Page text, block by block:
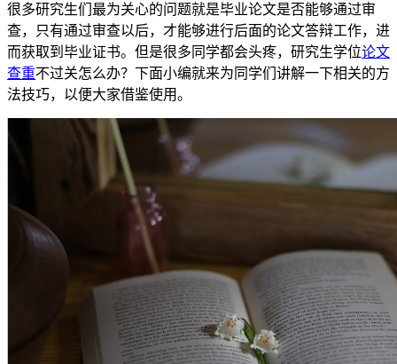
很多研究生们最为关心的问题就是毕业论文是否能够通过审
查，只有通过审查以后，才能够进行后面的论文答辩工作，进
而获取到毕业证书。但是很多同学都会头疼，研究生学位论文
查重不过关怎么办？下面小编就来为同学们讲解一下相关的方
法技巧，以便大家借鉴使用。